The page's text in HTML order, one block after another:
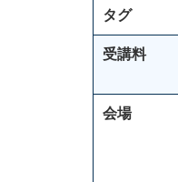
タグ
受講料
会場